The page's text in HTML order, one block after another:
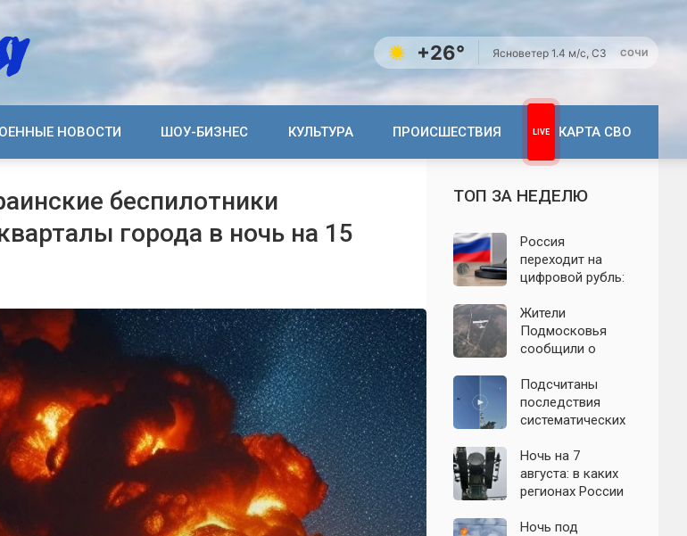
+26° Ясноветер 1.4 м/с, СЗ СОЧИ
НОВОСТИ ШОУ-БИЗНЕС КУЛЬТУРА ПРОИСШЕСТВИЯ КАРТА СВО
беспилотники
города в ночь на 15
ТОП ЗА НЕДЕЛЮ
Россия
переходит на
цифровой рубль:
систему сравнили
с моделью СССР
Жители
Подмосковья
сообщили о
обнародованы
подробности о
налёте
августа
Подсчитаны
последствия
систематических
Ленинградскую
область: что
известно к 7
Ночь на 7
августа: в каких
регионах России
атаки БПЛА и
Ночь под